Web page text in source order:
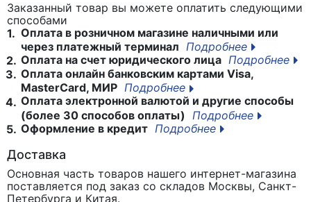
Заказанный товар вы можете оплатить следующими
способами
1. Оплата в розничном магазине наличными или
через платежный терминал Подробнее
2. Оплата на счет юридического лица Подробнее
3. Оплата онлайн банковским картами Visa,
MasterCard, МИР Подробнее
4. Оплата электронной валютой и другие способы
(более 30 способов оплаты)
Подробнее
5. Оформление в кредит Подробнее
Доставка
Основная часть товаров нашего интернет-магазина
поставляется под заказ со складов Москвы, Санкт-
Петербурга и Китая.